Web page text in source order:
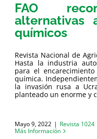
FAO
alternativas
químicos
Revista Nacional de
Hasta la industria
para el
química.
la invasión rusa a
planteado un enorme y
Mayo 9, 2022 | Revista 1024
Más Información